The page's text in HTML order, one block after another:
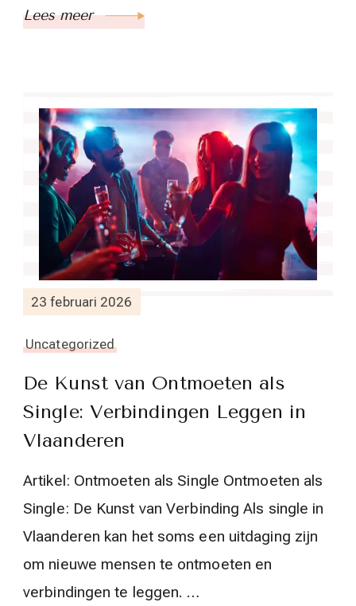
Lees meer
23 februari 2026
Uncategorized
De Kunst van Ontmoeten als
Single: Verbindingen Leggen in
Vlaanderen
Artikel: Ontmoeten als Single Ontmoeten als
Single: De Kunst van Verbinding Als single in
Vlaanderen kan het soms een uitdaging zijn
om nieuwe mensen te ontmoeten en
verbindingen te leggen. …